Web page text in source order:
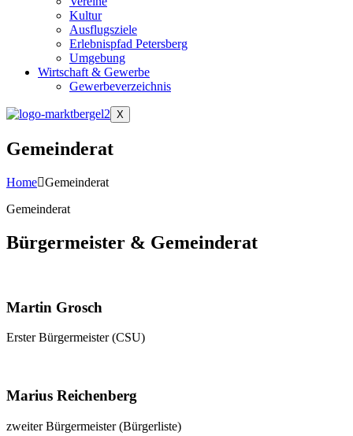
Kultur
Ausflugsziele
Erlebnispfad Petersberg
Umgebung
Wirtschaft & Gewerbe
Gewerbeverzeichnis
X
Gemeinderat
Home Gemeinderat
Gemeinderat
Bürgermeister & Gemeinderat
Martin Grosch
Erster Bürgermeister (CSU)
Marius Reichenberg
zweiter Bürgermeister (Bürgerliste)